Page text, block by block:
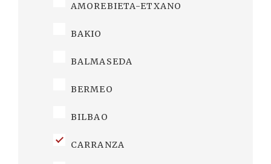
AMOREBIETA-ETXANO
BAKIO
BALMASEDA
BERMEO
BILBAO
CARRANZA